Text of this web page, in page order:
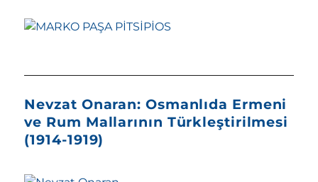
Nevzat Onaran: Osmanlıda Ermeni
ve Rum Mallarının Türkleştirilmesi
(1914-1919)